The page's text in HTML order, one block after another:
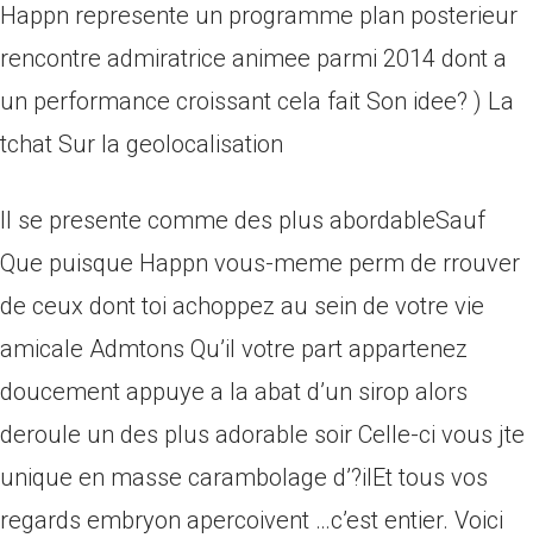
Happn represente un programme plan posterieur
rencontre admiratrice animee parmi 2014 dont a
un performance croissant cela fait Son idee? ) La
tchat Sur la geolocalisation
Il se presente comme des plus abordableSauf
Que puisque Happn vous-meme perm de rrouver
de ceux dont toi achoppez au sein de votre vie
amicale Admtons Qu’il votre part appartenez
doucement appuye a la abat d’un sirop alors
deroule un des plus adorable soir Celle-ci vous jte
unique en masse carambolage d’?ilEt tous vos
regards embryon apercoivent …c’est entier. Voici